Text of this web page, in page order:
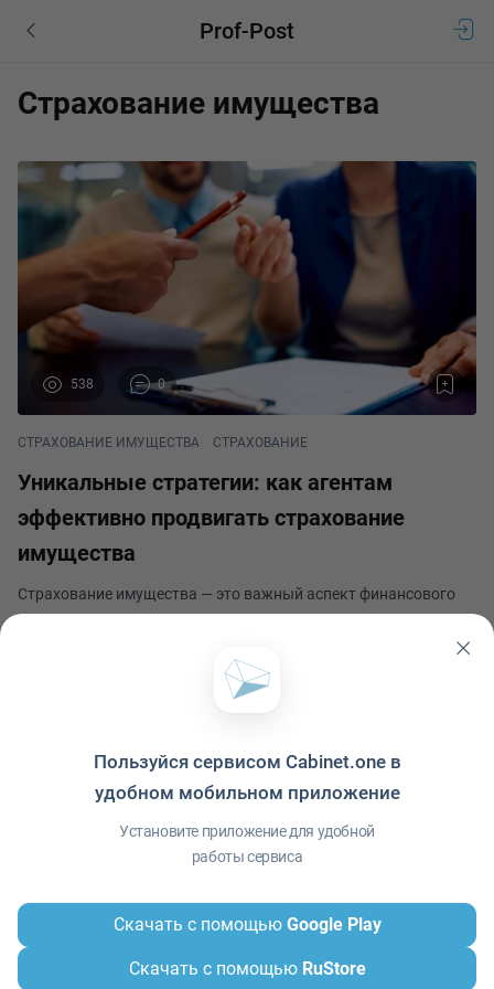
Prof-Post
Страхование имущества
538 0
СТРАХОВАНИЕ ИМУЩЕСТВА СТРАХОВАНИЕ
Уникальные стратегии: как агентам
эффективно продвигать страхование
имущества
Страхование имущества — это важный аспект финансового
планирования и защиты имущества от различных рисков.
предложение клиентам качественных страховых продуктов,
но и эффективное продвижение этих продуктов на р
Опубликовано 16 мая 2024
Политика конфиденциальности Условия использования ·
© ООО "Межрегиональный Информационный центр"
Пользуйся сервисом Cabinet.one в
удобном мобильном приложение
Установите приложение для удобной
работы сервиса
Скачать с помощью Google Play
Скачать с помощью RuStore